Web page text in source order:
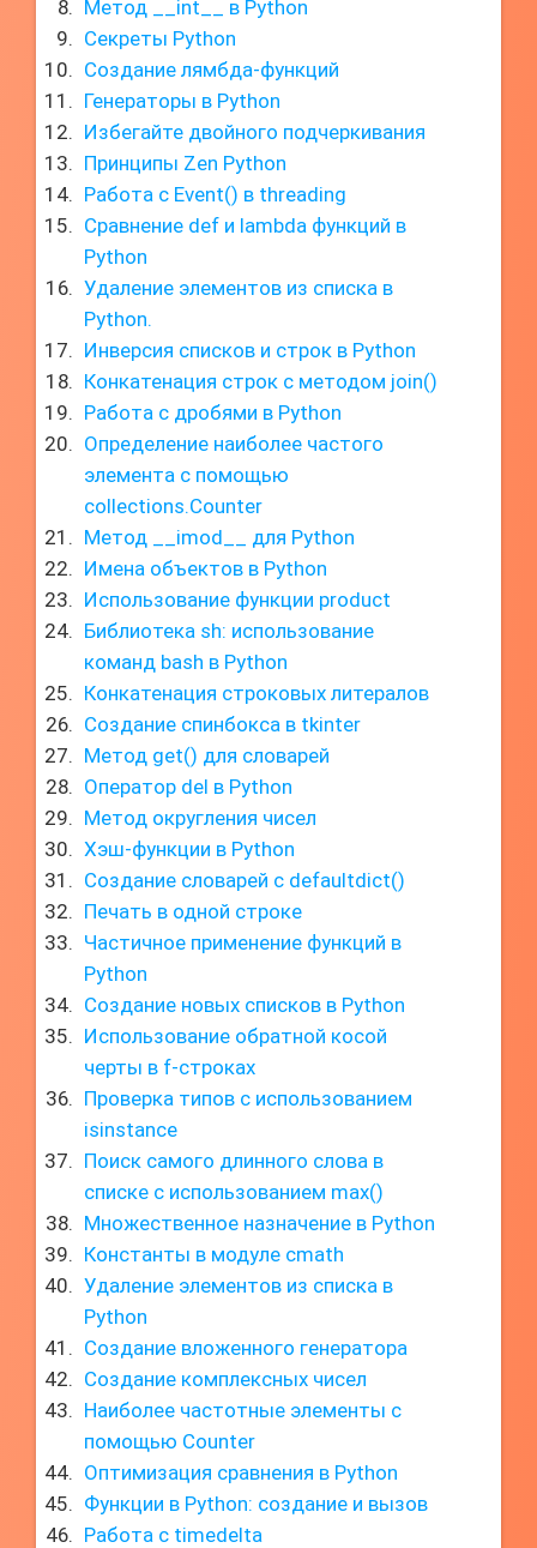
Метод __int__ в Python
Секреты Python
Создание лямбда-функций
Генераторы в Python
Избегайте двойного подчеркивания
Принципы Zen Python
Работа с Event() в threading
Сравнение def и lambda функций в
Python
Удаление элементов из списка в
Python.
Инверсия списков и строк в Python
Конкатенация строк с методом join()
Работа с дробями в Python
Определение наиболее частого
элемента с помощью
collections.Counter
Метод __imod__ для Python
Имена объектов в Python
Использование функции product
Библиотека sh: использование
команд bash в Python
Конкатенация строковых литералов
Создание спинбокса в tkinter
Метод get() для словарей
Оператор del в Python
Метод округления чисел
Хэш-функции в Python
Создание словарей с defaultdict()
Печать в одной строке
Частичное применение функций в
Python
Создание новых списков в Python
Использование обратной косой
черты в f-строках
Проверка типов с использованием
isinstance
Поиск самого длинного слова в
списке с использованием max()
Множественное назначение в Python
Константы в модуле cmath
Удаление элементов из списка в
Python
Создание вложенного генератора
Создание комплексных чисел
Наиболее частотные элементы с
помощью Counter
Оптимизация сравнения в Python
Функции в Python: создание и вызов
Работа с timedelta